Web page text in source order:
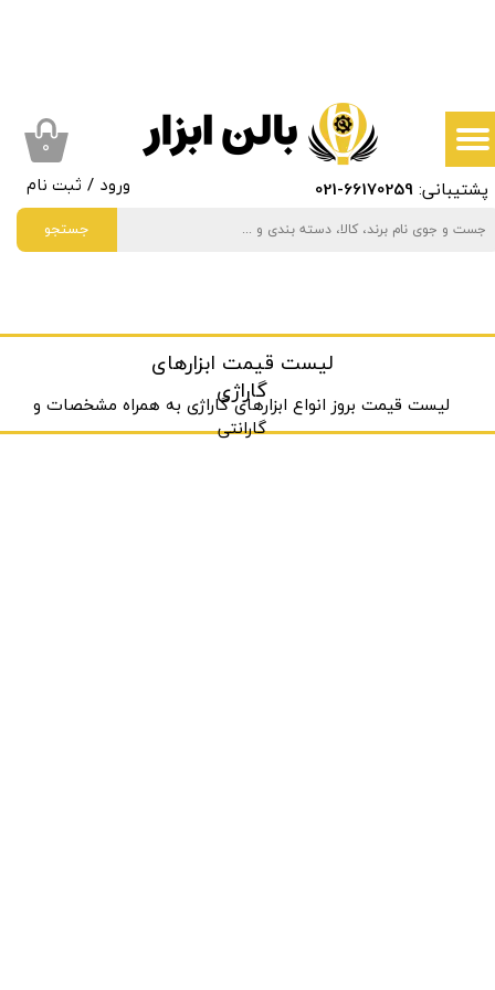
جستجو
پشتیبانی:66170259
-021 ورود / ثبت نام
سفارشات
خروج از حساب کاربری
۰
لیست قیمت ابزارهای
گاراژی
لیست قیمت بروز انواع ابزارهای گاراژی به ‌همراه مشخصات و
گارانتی